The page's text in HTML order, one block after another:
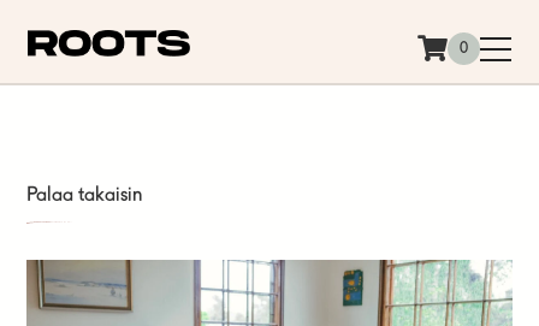
0
Palaa takaisin